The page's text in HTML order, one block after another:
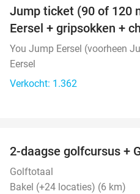
Jump ticket (90 of 120
Eersel + gripsokken +
You Jump Eersel (voorheen
Eersel
Verkocht: 1.362
2-daagse golfcursus +
Golftotaal
Bakel (+24 locaties) (6 km)